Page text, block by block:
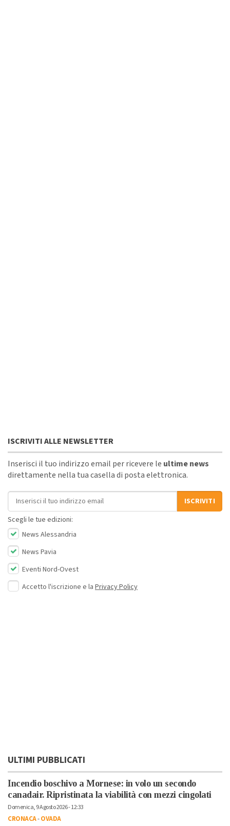
ISCRIVITI ALLE NEWSLETTER
Inserisci il tuo indirizzo email per ricevere le ultime news
direttamente nella tua casella di posta elettronica.
Indirizzo email
ISCRIVITI
Scegli le tue edizioni:
News Alessandria
News Pavia
Eventi Nord-Ovest
Accetto l'iscrizione e la Privacy Policy
ULTIMI PUBBLICATI
Incendio boschivo a Mornese: in volo un secondo
canadair. Ripristinata la viabilità con mezzi cingolati
Domenica, 9 Agosto 2026 - 12:33
CRONACA-OVADA